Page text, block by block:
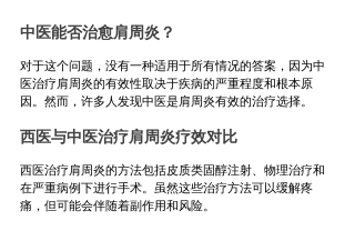
中医能否治愈肩周炎？
对于这个问题，没有一种适用于所有情况的答案，因为中
医治疗肩周炎的有效性取决于疾病的严重程度和根本原
因。然而，许多人发现中医是肩周炎有效的治疗选择。
西医与中医治疗肩周炎疗效对比
西医治疗肩周炎的方法包括皮质类固醇注射、物理治疗和
在严重病例下进行手术。虽然这些治疗方法可以缓解疼
痛，但可能会伴随着副作用和风险。